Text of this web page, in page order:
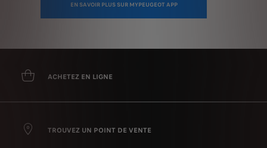
EN SAVOIR PLUS SUR MYPEUGEOT APP
ACHETEZ EN LIGNE
TROUVEZ UN POINT DE VENTE